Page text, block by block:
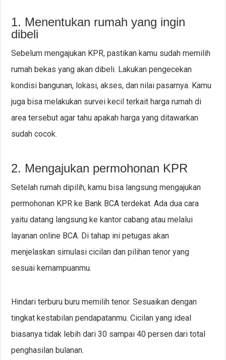
1. Menentukan rumah yang ingin
dibeli
Sebelum mengajukan KPR, pastikan kamu sudah memilih
rumah bekas yang akan dibeli. Lakukan pengecekan
kondisi bangunan, lokasi, akses, dan nilai pasarnya. Kamu
juga bisa melakukan survei kecil terkait harga rumah di
area tersebut agar tahu apakah harga yang ditawarkan
sudah cocok.
2. Mengajukan permohonan KPR
Setelah rumah dipilih, kamu bisa langsung mengajukan
permohonan KPR ke Bank BCA terdekat. Ada dua cara
yaitu datang langsung ke kantor cabang atau melalui
layanan online BCA. Di tahap ini petugas akan
menjelaskan simulasi cicilan dan pilihan tenor yang
sesuai kemampuanmu.
Hindari terburu buru memilih tenor. Sesuaikan dengan
tingkat kestabilan pendapatanmu. Cicilan yang ideal
biasanya tidak lebih dari 30 sampai 40 persen dari total
penghasilan bulanan.